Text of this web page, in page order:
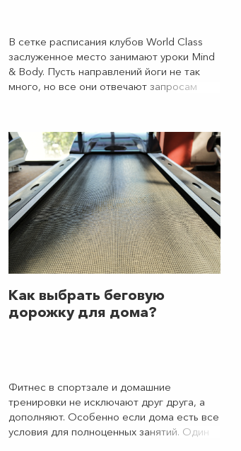
В сетке расписания клубов World Class
заслуженное место занимают уроки Mind
& Body. Пусть направлений йоги не так
много, но все они отвечают запросам
собой глубокую научную и философскую
основу. Андрей Ус, элит-тренер по йоге
World Class, рассказывает об
особенностях каждого стиля.
Как выбрать беговую
дорожку для дома?
Фитнес в спортзале и домашние
тренировки не исключают друг друга, а
дополняют. Особенно если дома есть все
условия для полноценных занятий. Один